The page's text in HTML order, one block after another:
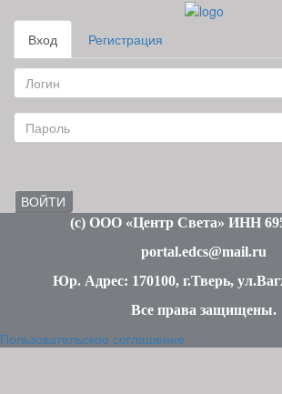
Вход Регистрация
ВОЙТИ
(c) ООО «Центр Света» ИНН
portal.edcs@mail.ru
Юр. Адрес: 170100, г.Тверь,
Все права защищены.
Пользовательское соглашение